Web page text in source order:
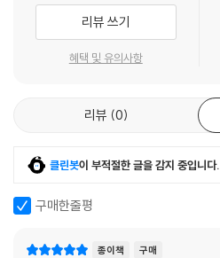
리뷰 쓰기
혜택 및 유의사항
리뷰 0
클린봇이 부적절한 글을 감지 중입니다.
구매한줄평
종이책 구매